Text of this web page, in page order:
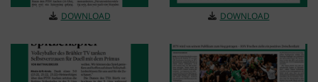
DOWNLOAD DOWNLOAD